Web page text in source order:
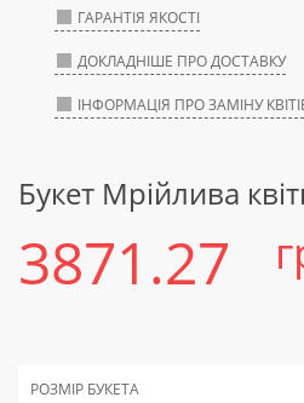
ГАРАНТІЯ ЯКОСТІ
ДОКЛАДНІШЕ ПРО ДОСТАВКУ
ІНФОРМАЦІЯ ПРО ЗАМІНУ
Букет Мрійлива
3871.27
РОЗМІР БУКЕТА